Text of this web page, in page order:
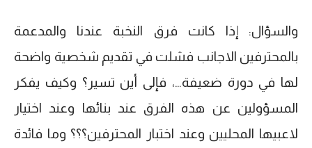
والسؤال: إذا كانت فرق النخبة عندنا والمدعمة
بالمحترفين الاجانب فشلت في تقديم شخصية واضحة
لها في دورة ضعيفة…، فإلى أين تسير؟ وكيف يفكر
المسؤولين عن هذه الفرق عند بنائها وعند اختيار
لاعبيها المحليين وعند اختبار المحترفين؟؟؟ وما فائدة